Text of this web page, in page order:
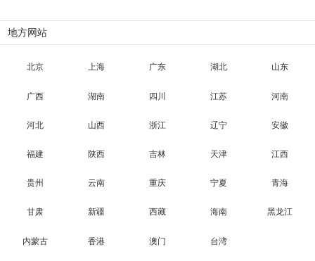
地方网站
北京 上海 广东 湖北 山东
广西 湖南 四川 江苏 河南
河北 山西 浙江 辽宁 安徽
福建 陕西 吉林 天津 江西
贵州 云南 重庆 宁夏 青海
甘肃 新疆 西藏 海南 黑龙江
内蒙古 香港 澳门 台湾